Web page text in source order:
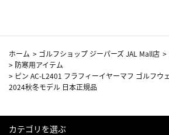
ホーム > ゴルフショップ ジーパーズ JAL Mall店 >
> 防寒用アイテム
> ピン AC-L2401 フラフィーイヤーマフ ゴルフウ
2024秋冬モデル 日本正規品
カテゴリを選ぶ